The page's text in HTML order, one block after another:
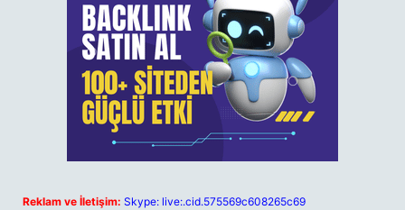
Reklam ve İletişim: Skype: live:.cid.575569c608265c69